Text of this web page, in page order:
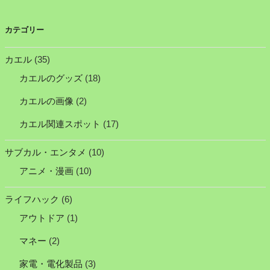
カテゴリー
カエル(35)
カエルのグッズ(18)
カエルの画像 (2)
カエル関連スポット (17)
サブカル・エンタメ (10)
アニメ・漫画(10)
ライフハック (6)
アウトドア (1)
マネー (2)
家電・電化製品 (3)